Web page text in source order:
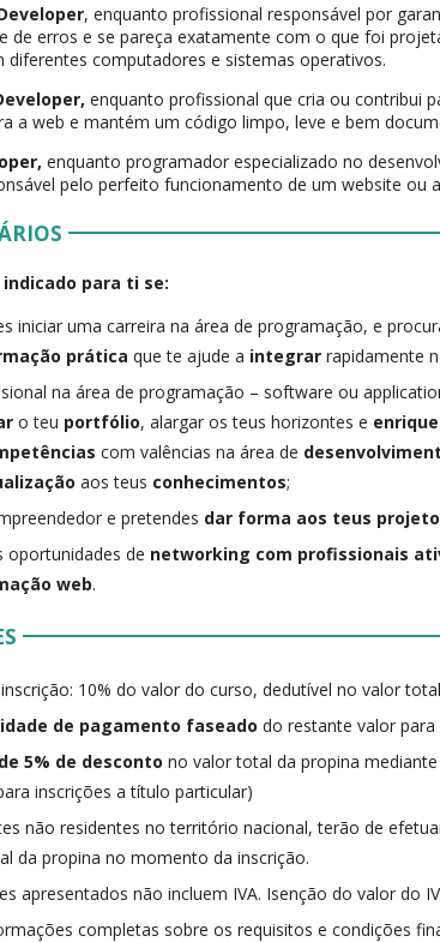
, enquanto profissional responsável por
de erros e se pareça exatamente com o que foi
diferentes computadores e sistemas operativos.
enquanto profissional que cria ou contribui
a web e mantém um código limpo, leve e bem
enquanto programador especializado no
pelo perfeito funcionamento de um website ou
para ti se:
iniciar uma carreira na área de programação, e
prática que te ajude a integrar rapidamente
na área de programação – software ou
o teu portfólio, alargar os teus horizontes e
com valências na área de
aos teus conhecimentos;
e pretendes dar forma aos teus
oportunidades de networking com profissionais
web.
10% do valor do curso, dedutível no valor total
de pagamento faseado do restante valor
5% de desconto no valor total da propina
inscrições a título particular)
não residentes no território nacional, terão de
da propina no momento da inscrição.
apresentados não incluem IVA. Isenção do valor do
completas sobre os requisitos e condições